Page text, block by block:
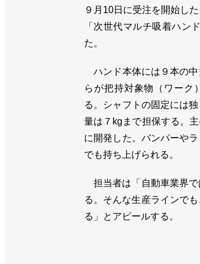
９月10日に受注を開始し
「次世代マルチ吸着ハン
た。
ハンド本体には９本の
らが把持対象物（ワーク
る。シャフトの固定には
量は７kgまで担保する。
に開発した。バンパーや
でも持ち上げられる。
担当者は「自動車業界で
る。そんな生産ラインで
る」とアピールする。